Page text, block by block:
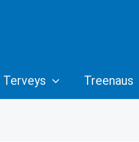
Terveys Treenaus